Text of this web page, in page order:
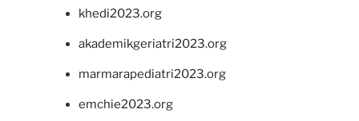
khedi2023.org
akademikgeriatri2023.org
marmarapediatri2023.org
emchie2023.org